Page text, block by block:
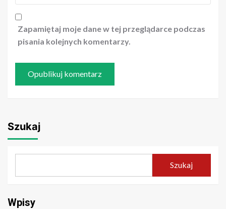
Zapamiętaj moje dane w tej przeglądarce podczas
pisania kolejnych komentarzy.
Szukaj
Szukaj
Wpisy